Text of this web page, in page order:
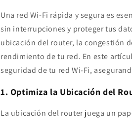
Una red Wi-Fi rápida y segura es
sin interrupciones y proteger tus
ubicación del router, la congestión
rendimiento de tu red. En este
seguridad de tu red Wi-Fi,
1. Optimiza la Ubicación del
La ubicación del router juega un